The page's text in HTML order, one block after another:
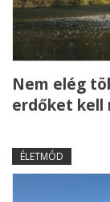
Nem elég
erdőket kell
ÉLETMÓD